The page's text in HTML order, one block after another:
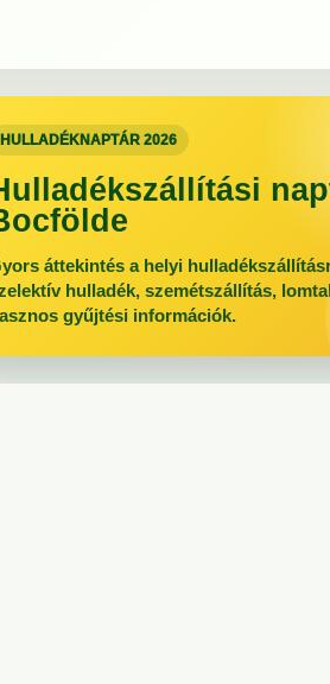
HULLADÉKNAPTÁR 2026
áttekintés a helyi
hulladék, szemétszállítás,
gyűjtési információk.